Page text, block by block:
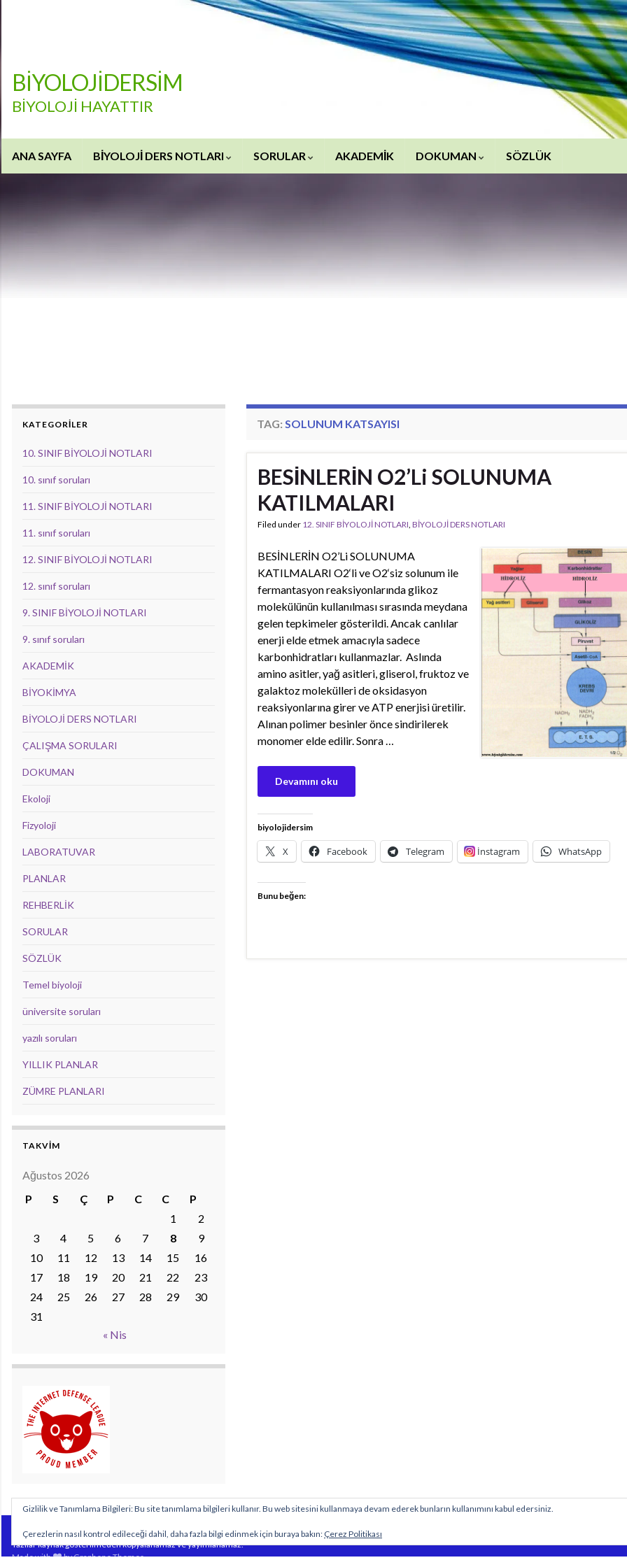
BİYOLOJİDERSİM
BİYOLOJİ HAYATTIR
ANA SAYFA BİYOLOJİ DERS NOTLARI SORULAR AKADEMİK DOKUMAN SÖZLÜK
TAG: SOLUNUM KATSAYISI
BESİNLERİN O2’Li SOLUNUMA
KATILMALARI
Filed under 12. SINIF BİYOLOJİ NOTLARI, BİYOLOJİ DERS NOTLARI
BESİNLERİN O2’Li SOLUNUMA
KATILMALARI O2‘li ve O2‘siz solunum ile
fermantasyon reaksiyonlarında glikoz
molekülünün kullanılması sırasında meydana
gelen tepkimeler gösterildi. Ancak canlılar
enerji elde etmek amacıyla sadece
karbonhidratları kullanmazlar. Aslında
amino asitler, yağ asitleri, gliserol, fruktoz ve
galaktoz molekülleri de oksidasyon
reaksiyonlarına girer ve ATP enerjisi üretilir.
Alınan polimer besinler önce sindirilerek
monomer elde edilir. Sonra …
Devamını oku
biyolojidersim
X Facebook Telegram İnstagram WhatsApp
Bunu beğen:
KATEGORİLER
10. SINIF BİYOLOJİ NOTLARI
10. sınıf soruları
11. SINIF BİYOLOJİ NOTLARI
11. sınıf soruları
12. SINIF BİYOLOJİ NOTLARI
12. sınıf soruları
9. SINIF BİYOLOJİ NOTLARI
9. sınıf soruları
AKADEMİK
BİYOKİMYA
BİYOLOJİ DERS NOTLARI
ÇALIŞMA SORULARI
DOKUMAN
Ekoloji
Fizyoloji
LABORATUVAR
PLANLAR
REHBERLİK
SORULAR
SÖZLÜK
Temel biyoloji
üniversite soruları
yazılı soruları
YILLIK PLANLAR
ZÜMRE PLANLARI
TAKVİM
Ağustos 2026
P
S Ç P C C
P
1
2
3
4 5 6 7 8
9
10
11 12 13 14 15
16
17
18 19 20 21 22
23
24
25 26 27 28 29
30
31
« Nis
Sitemizde yayımlanan özgün içeriklerin tüm hakları https://www.biyolojidersim.com sitesine aittir.
Yazılar kaynak gösterilmeden kopyalanamaz ve yayımlanamaz.
Made with
byGraphene Themes.
Gizlilik ve Tanımlama Bilgileri: Bu site tanımlama bilgileri kullanır. Bu web sitesini kullanmaya devam ederek bunların kullanımını kabul edersiniz.
Çerezlerin nasıl kontrol edileceği dahil, daha fazla bilgi edinmek için buraya bakın: Çerez Politikası